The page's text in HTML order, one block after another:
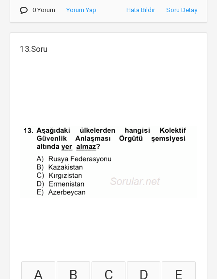
0 Yorum Yorum Yap Hata Bildir Soru Detay
13.Soru
A B C D E